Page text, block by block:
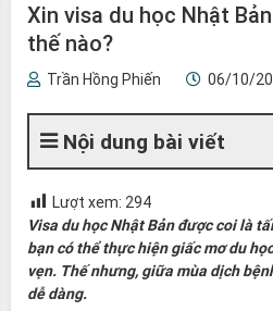
Xin visa du học Nhật
thế nào?
Trần Hồng Phiến 06/10/
Nội dung bài viết
Lượt xem: 294
Visa du học Nhật Bản được coi là
bạn có thể thực hiện giấc mơ du
vẹn. Thế nhưng, giữa mùa dịch
dễ dàng.